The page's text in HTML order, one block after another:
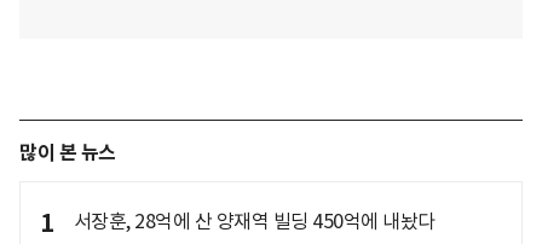
많이 본 뉴스
1 서장훈, 28억에 산 양재역 빌딩 450억에 내놨다